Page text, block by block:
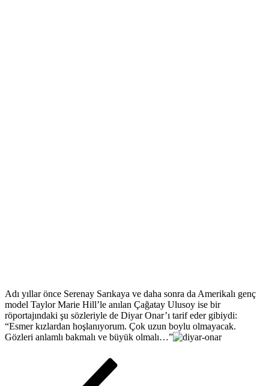
Adı yıllar önce Serenay Sarıkaya ve daha sonra da Amerikalı genç
model Taylor Marie Hill’le anılan Çağatay Ulusoy ise bir
röportajındaki şu sözleriyle de Diyar Onar’ı tarif eder gibiydi:
“Esmer kızlardan hoşlanıyorum. Çok uzun boylu olmayacak.
Gözleri anlamlı bakmalı ve büyük olmalı…”